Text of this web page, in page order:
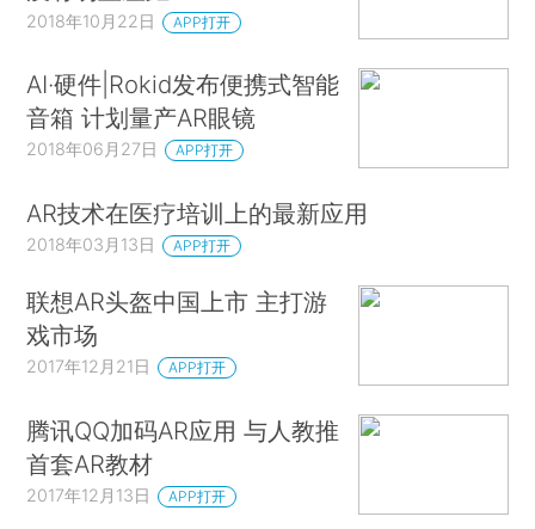
2018年10月22日 APP打开
AI·硬件|Rokid发布便携式智能
音箱 计划量产AR眼镜
2018年06月27日 APP打开
AR技术在医疗培训上的最新应用
2018年03月13日 APP打开
联想AR头盔中国上市 主打游
戏市场
2017年12月21日 APP打开
腾讯QQ加码AR应用 与人教推
首套AR教材
2017年12月13日 APP打开